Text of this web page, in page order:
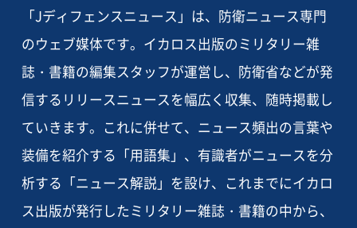
「Jディフェンスニュース」は、防衛ニュース専門
のウェブ媒体です。イカロス出版のミリタリー雑
誌・書籍の編集スタッフが運営し、防衛省などが発
信するリリースニュースを幅広く収集、随時掲載し
ていきます。これに併せて、ニュース頻出の言葉や
装備を紹介する「用語集」、有識者がニュースを分
析する「ニュース解説」を設け、これまでにイカロ
ス出版が発行したミリタリー雑誌・書籍の中から、